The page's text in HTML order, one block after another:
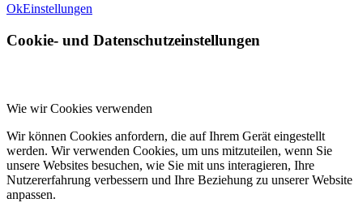
OkEinstellungen
Cookie- und Datenschutzeinstellungen
Wie wir Cookies verwenden
Wir können Cookies anfordern, die auf Ihrem Gerät eingestellt
werden. Wir verwenden Cookies, um uns mitzuteilen, wenn Sie
unsere Websites besuchen, wie Sie mit uns interagieren, Ihre
Nutzererfahrung verbessern und Ihre Beziehung zu unserer Website
anpassen.